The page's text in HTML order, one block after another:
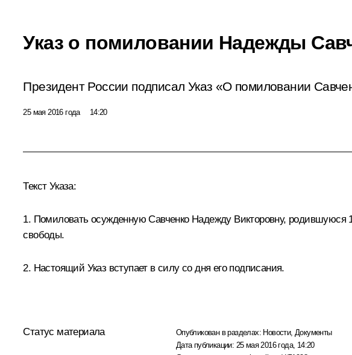
Указ о помиловании Надежды
Президент России подписал Указ «О помиловании
25 мая 2016 года 14:20
Текст Указа:
1. Помиловать осужденную Савченко Надежду Викторовну, родившуюся
свободы.
2. Настоящий Указ вступает в силу со дня его подписания.
Статус материала Опубликован в разделах: Новости, Документы
Дата публикации: 25 мая 2016 года, 14:20